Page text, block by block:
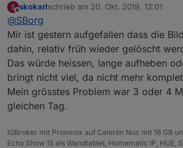
konfigurierbar auf die letzten xx
Das könnte ich dann in einem DP als
Verfügung stellen. Als einzelne
einfach zu viel. Leider müsste man
Aussehen einigen, da die Liste
Natur (was das Aussehen betrifft,
Oder eine Art Template, bei der sich
Aussehen der Liste zusammenstellt
dann mit den Daten befüllt werden...
S
Offline
skokarlschrieb am 20. Okt. 2019, 13:01
zuletzt editiert von
@SBorg
Mir ist gestern aufgefallen dass die
dahin, relativ früh wieder gelöscht
Das würde heissen, lange aufheben
bringt nicht viel, da nicht mehr
Mein grösstes Problem war 3 oder 4
gleichen Tag.
IOBroker mit Proxmox auf Celeron Nuc mit 16 GB
Echo Show 15 als Wandtablet, Homematic IP, HUE,